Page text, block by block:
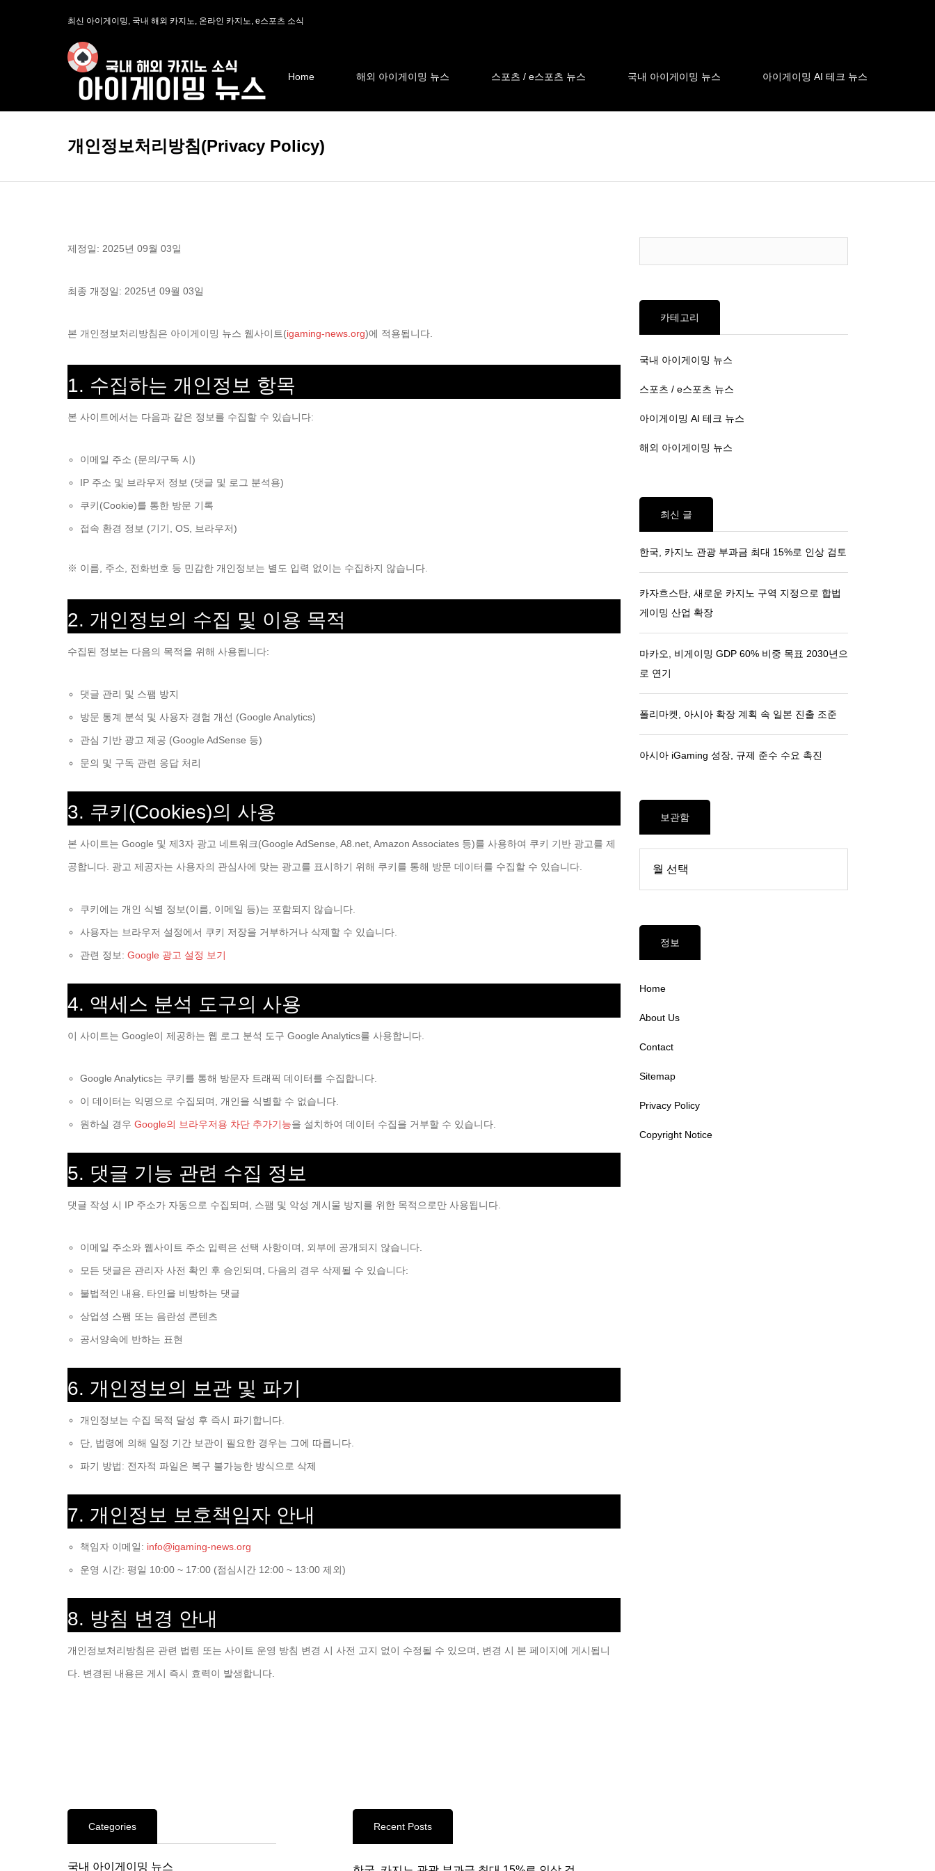
최신 아이게이밍, 국내 해외 카지노, 온라인 카지노, e스포츠 소식
Home 해외 아이게이밍 뉴스 스포츠 / e스포츠 뉴스 국내 아이게이밍 뉴스 아이게이밍 AI 테크 뉴스
개인정보처리방침(Privacy Policy)
제정일: 2025년 09월 03일
최종 개정일: 2025년 09월 03일
본 개인정보처리방침은 아이게이밍 뉴스 웹사이트(igaming-news.org)에 적용됩니다.
1. 수집하는 개인정보 항목
본 사이트에서는 다음과 같은 정보를 수집할 수 있습니다:
이메일 주소 (문의/구독 시)
IP 주소 및 브라우저 정보 (댓글 및 로그 분석용)
쿠키(Cookie)를 통한 방문 기록
접속 환경 정보 (기기, OS, 브라우저)
※ 이름, 주소, 전화번호 등 민감한 개인정보는 별도 입력 없이는 수집하지 않습니다.
2. 개인정보의 수집 및 이용 목적
수집된 정보는 다음의 목적을 위해 사용됩니다:
댓글 관리 및 스팸 방지
방문 통계 분석 및 사용자 경험 개선 (Google Analytics)
관심 기반 광고 제공 (Google AdSense 등)
문의 및 구독 관련 응답 처리
3. 쿠키(Cookies)의 사용
본 사이트는 Google 및 제3자 광고 네트워크(Google AdSense, A8.net, Amazon Associates 등)를 사용하여 쿠키 기반 광고를 제
공합니다. 광고 제공자는 사용자의 관심사에 맞는 광고를 표시하기 위해 쿠키를 통해 방문 데이터를 수집할 수 있습니다.
쿠키에는 개인 식별 정보(이름, 이메일 등)는 포함되지 않습니다.
사용자는 브라우저 설정에서 쿠키 저장을 거부하거나 삭제할 수 있습니다.
관련 정보:Google 광고 설정 보기
4. 액세스 분석 도구의 사용
이 사이트는 Google이 제공하는 웹 로그 분석 도구 Google Analytics를 사용합니다.
Google Analytics는 쿠키를 통해 방문자 트래픽 데이터를 수집합니다.
이 데이터는 익명으로 수집되며, 개인을 식별할 수 없습니다.
원하실 경우Google의 브라우저용 차단 추가기능을 설치하여 데이터 수집을 거부할 수 있습니다.
5. 댓글 기능 관련 수집 정보
댓글 작성 시 IP 주소가 자동으로 수집되며, 스팸 및 악성 게시물 방지를 위한 목적으로만 사용됩니다.
이메일 주소와 웹사이트 주소 입력은 선택 사항이며, 외부에 공개되지 않습니다.
모든 댓글은 관리자 사전 확인 후 승인되며, 다음의 경우 삭제될 수 있습니다:
불법적인 내용, 타인을 비방하는 댓글
상업성 스팸 또는 음란성 콘텐츠
공서양속에 반하는 표현
6. 개인정보의 보관 및 파기
개인정보는 수집 목적 달성 후 즉시 파기합니다.
단, 법령에 의해 일정 기간 보관이 필요한 경우는 그에 따릅니다.
파기 방법: 전자적 파일은 복구 불가능한 방식으로 삭제
7. 개인정보 보호책임자 안내
책임자 이메일: info@igaming-news.org
운영 시간: 평일 10:00 ~ 17:00 (점심시간 12:00 ~ 13:00 제외)
8. 방침 변경 안내
개인정보처리방침은 관련 법령 또는 사이트 운영 방침 변경 시 사전 고지 없이 수정될 수 있으며, 변경 시 본 페이지에 게시됩니
다. 변경된 내용은 게시 즉시 효력이 발생합니다.
카테고리
국내 아이게이밍 뉴스
스포츠 / e스포츠 뉴스
아이게이밍 AI 테크 뉴스
해외 아이게이밍 뉴스
최신 글
한국, 카지노 관광 부과금 최대 15%로 인상 검토
카자흐스탄, 새로운 카지노 구역 지정으로 합법
게이밍 산업 확장
마카오, 비게이밍 GDP 60% 비중 목표 2030년으
로 연기
폴리마켓, 아시아 확장 계획 속 일본 진출 조준
아시아 iGaming 성장, 규제 준수 수요 촉진
보관함
정보
Home
About Us
Contact
Sitemap
Privacy Policy
Copyright Notice
Categories
국내 아이게이밍 뉴스
Recent Posts